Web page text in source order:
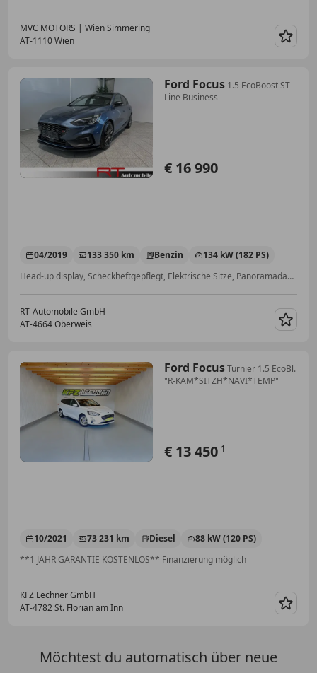
MVC MOTORS | Wien Simmering
AT-1110 Wien
Ford Focus 1.5 EcoBoost ST-
Line Business
€ 16 990
04/2019 133 350 km Benzin
134 kW (182 PS)
Head-up display, Scheckheftgepflegt, Elektrische Sitze, Panoramadach, Beheizbares Lenkrad, Soundsystem, Sitzheizung, Schaltwippen
RT-Automobile GmbH
AT-4664 Oberweis
Ford FocusTurnier 1.5 EcoBl.
"R-KAM*SITZH*NAVI*TEMP"
€ 13 450 1
10/2021 73 231 km Diesel
88 kW (120 PS)
**1 JAHR GARANTIE KOSTENLOS** Finanzierung möglich
KFZ Lechner GmbH
AT-4782 St. Florian am Inn
Möchtest du automatisch über neue